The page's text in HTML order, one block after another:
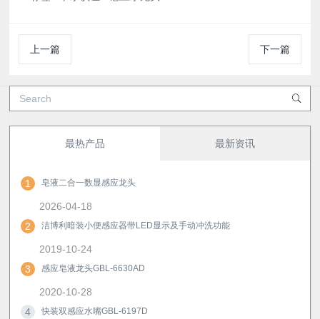
上一篇 下一篇
最热产品 最新资讯
1 皂液二合一数显感应龙头
2026-04-18
2
洁博利暗装小便感应器带LED显示及手动冲洗功能
2019-10-24
3
感应皂液龙头GBL-6630AD
2020-10-28
4
快装双感应水嘴GBL-6197D